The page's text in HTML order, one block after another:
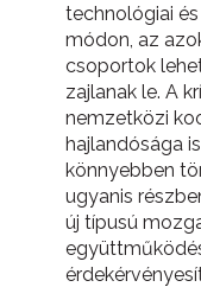
technológiai
módon, az
csoportok
zajlanak le. A
nemzetközi
hajlandósága
könnyebben
ugyanis
új típusú